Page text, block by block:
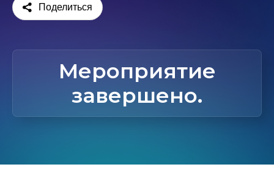
Поделиться
Мероприятие
завершено.